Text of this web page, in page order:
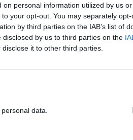
personal information utilized by us
your opt-out. You may separately
by third parties on the IAB’s list of
by us to third parties on the
it to other third parties.
data.
οι πωλήσεις των
ξεπέρασαν τα 150
περίπου 7,5
ύψη.
με νέες παραγγελίες
παγκοσμίως. Η
περισσότερο τα κέρδη.